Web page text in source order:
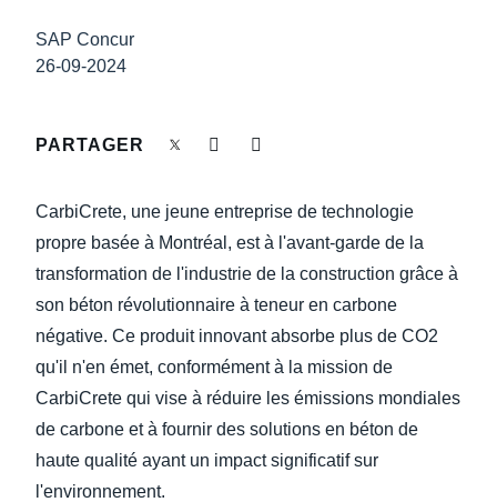
España (Español)
DURABILITÉ ÉCOLOGIQUE
VOYAGES ET DÉPENSES
SAP Concur
26-09-2024
PARTAGER
CarbiCrete, une jeune entreprise de technologie
propre basée à Montréal, est à l'avant-garde de la
transformation de l'industrie de la construction grâce à
son béton révolutionnaire à teneur en carbone
négative. Ce produit innovant absorbe plus de CO2
qu'il n'en émet, conformément à la mission de
CarbiCrete qui vise à réduire les émissions mondiales
de carbone et à fournir des solutions en béton de
haute qualité ayant un impact significatif sur
l'environnement.